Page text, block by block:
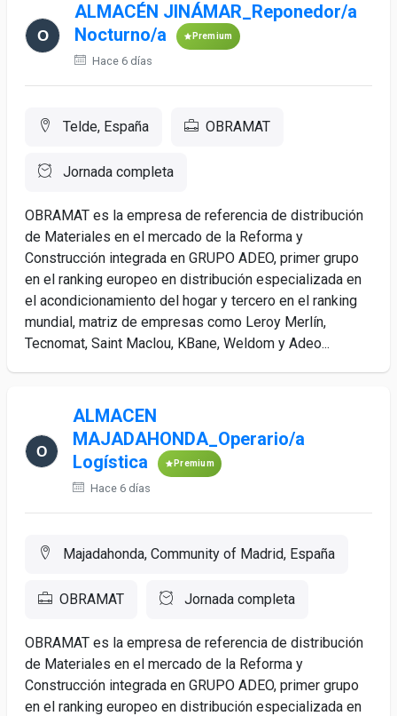
ALMACÉN JINÁMAR_Reponedor/a
Nocturno/a
Premium
Hace 6 días
Telde, España OBRAMAT
Jornada completa
OBRAMAT es la empresa de referencia de distribución
de Materiales en el mercado de la Reforma y
Construcción integrada en GRUPO ADEO, primer grupo
en el ranking europeo en distribución especializada en
el acondicionamiento del hogar y tercero en el ranking
mundial, matriz de empresas como Leroy Merlín,
Tecnomat, Saint Maclou, KBane, Weldom y Adeo...
ALMACEN
MAJADAHONDA_Operario/a
Logística
Premium
Hace 6 días
Majadahonda, Community of Madrid, España
OBRAMAT Jornada completa
OBRAMAT es la empresa de referencia de distribución
de Materiales en el mercado de la Reforma y
Construcción integrada en GRUPO ADEO, primer grupo
en el ranking europeo en distribución especializada en